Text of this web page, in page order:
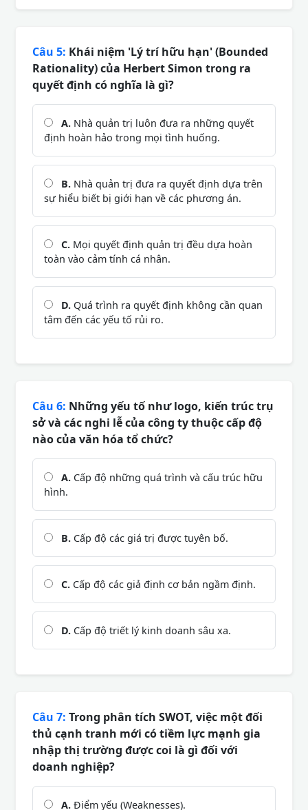
Câu 5: Khái niệm 'Lý trí hữu hạn' (Bounded
Rationality) của Herbert Simon trong ra
quyết định có nghĩa là gì?
A. Nhà quản trị luôn đưa ra những quyết
định hoàn hảo trong mọi tình huống.
B. Nhà quản trị đưa ra quyết định dựa trên
sự hiểu biết bị giới hạn về các phương án.
C. Mọi quyết định quản trị đều dựa hoàn
toàn vào cảm tính cá nhân.
D. Quá trình ra quyết định không cần quan
tâm đến các yếu tố rủi ro.
Câu 6: Những yếu tố như logo, kiến trúc trụ
sở và các nghi lễ của công ty thuộc cấp độ
nào của văn hóa tổ chức?
A. Cấp độ những quá trình và cấu trúc hữu
hình.
B. Cấp độ các giá trị được tuyên bố.
C. Cấp độ các giả định cơ bản ngầm định.
D. Cấp độ triết lý kinh doanh sâu xa.
Câu 7: Trong phân tích SWOT, việc một đối
thủ cạnh tranh mới có tiềm lực mạnh gia
nhập thị trường được coi là gì đối với
doanh nghiệp?
A. Điểm yếu (Weaknesses).